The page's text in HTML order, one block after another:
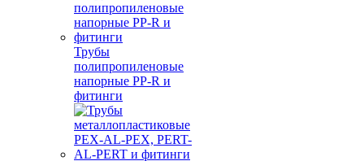
Трубы
полипропиленовые
напорные PP-R и
фитинги